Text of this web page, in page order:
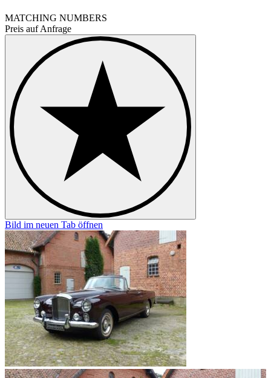
MATCHING NUMBERS
Preis auf Anfrage
Bild im neuen Tab öffnen